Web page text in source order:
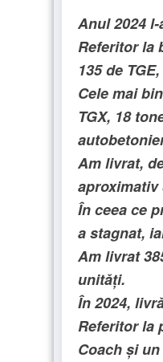
Anul 2024
Referitor la
135 de
Cele mai
TGX, 18
Am livrat,
aproximativ
În ceea ce
a stagnat,
Am livrat
unități.
În 2024,
Referitor la
Coach și